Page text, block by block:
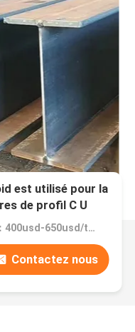
est utilisé pour la
de profil C U
Prix：400usd-650usd/ton
Contactez nous